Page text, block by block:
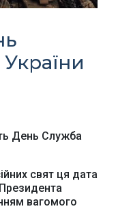
День Служба
свят ця дата
вагомого